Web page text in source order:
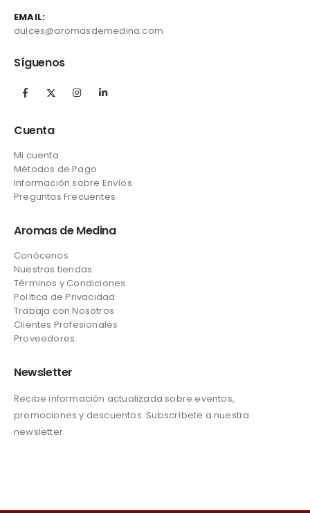
EMAIL:
dulces@aromasdemedina.com
Síguenos
Cuenta
Mi cuenta
Métodos de Pago
Información sobre Envíos
Preguntas Frecuentes
Aromas de Medina
Conócenos
Nuestras tiendas
Términos y Condiciones
Política de Privacidad
Trabaja con Nosotros
Clientes Profesionales
Proveedores
Newsletter
Recibe información actualizada sobre eventos,
promociones y descuentos. Subscríbete a nuestra
newsletter.